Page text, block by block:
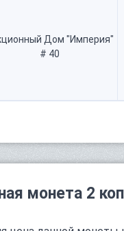
Дом "Империя"
# 40
монета 2